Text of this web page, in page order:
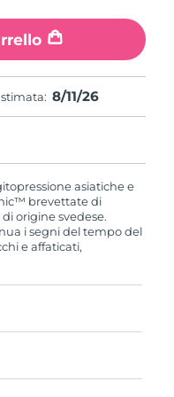
8/11/26
2 anni dalla data di
prodotto
asiatiche e
brevettate di
origine svedese.
i segni del tempo del
e affaticati,
borse sotto gli occhi*
8/11/26
stimata
stimata8/15/26
stimata8/16/26